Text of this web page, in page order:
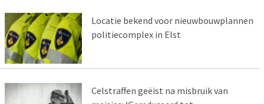
Locatie bekend voor nieuwbouwplannen
politiecomplex in Elst
Celstraffen geëist na misbruik van